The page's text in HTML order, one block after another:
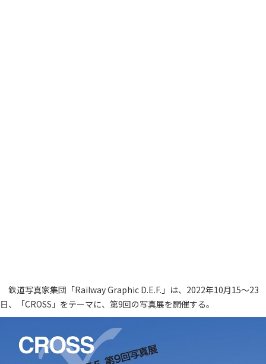
鉄道写真家集団「Railway Graphic D.E.F.」は、2022年10月15～23
日、「CROSS」をテーマに、第9回の写真展を開催する。